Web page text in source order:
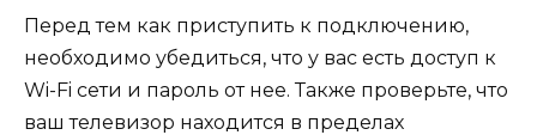
Перед тем как приступить к подключению,
необходимо убедиться, что у вас есть доступ к
Wi-Fi сети и пароль от нее. Также проверьте, что
ваш телевизор находится в пределах